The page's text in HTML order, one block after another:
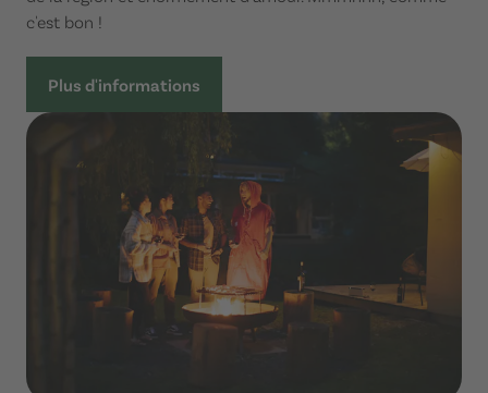
c'est bon !
Plus d'informations